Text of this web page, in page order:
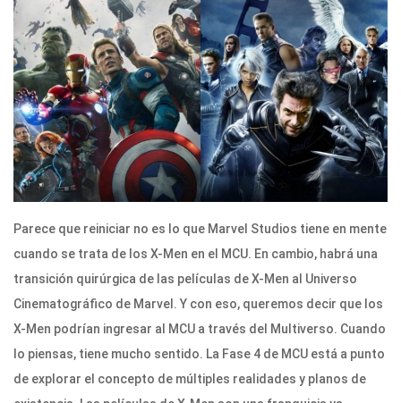
Parece que reiniciar no es lo que Marvel Studios tiene en mente
cuando se trata de los X-Men en el MCU. En cambio, habrá una
transición quirúrgica de las películas de X-Men al Universo
Cinematográfico de Marvel. Y con eso, queremos decir que los
X-Men podrían ingresar al MCU a través del Multiverso. Cuando
lo piensas, tiene mucho sentido. La Fase 4 de MCU está a punto
de explorar el concepto de múltiples realidades y planos de